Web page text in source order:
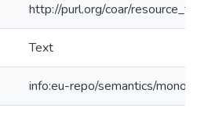
http://purl.org/coar/
Text
info:eu-repo/semantics/